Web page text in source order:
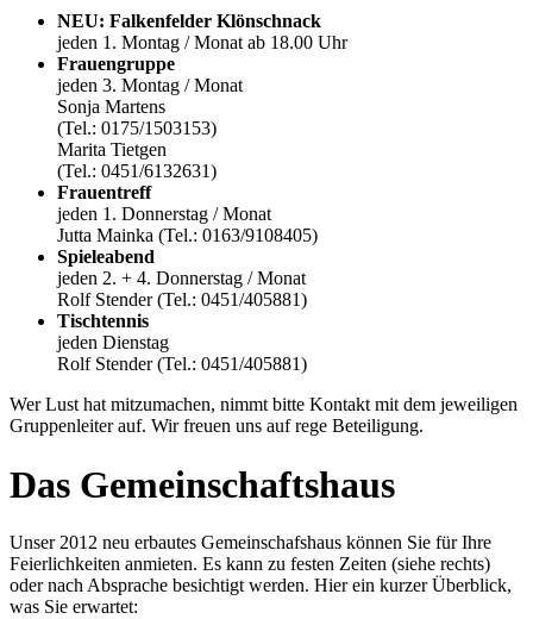
NEU: Falkenfelder Klönschnack
jeden 1. Montag / Monat ab 18.00 Uhr
Frauengruppe
jeden 3. Montag / Monat
Sonja Martens
(Tel.: 0175/1503153)
Marita Tietgen
(Tel.: 0451/6132631)
Frauentreff
jeden 1. Donnerstag / Monat
Jutta Mainka (Tel.: 0163/9108405)
Spieleabend
jeden 2. + 4. Donnerstag / Monat
Rolf Stender (Tel.: 0451/405881)
Tischtennis
jeden Dienstag
Rolf Stender (Tel.: 0451/405881)
Wer Lust hat mitzumachen, nimmt bitte Kontakt mit dem jeweiligen
Gruppenleiter auf. Wir freuen uns auf rege Beteiligung.
Das Gemeinschaftshaus
Unser 2012 neu erbautes Gemeinschafshaus können Sie für Ihre
Feierlichkeiten anmieten. Es kann zu festen Zeiten (siehe rechts)
oder nach Absprache besichtigt werden. Hier ein kurzer Überblick,
was Sie erwartet: